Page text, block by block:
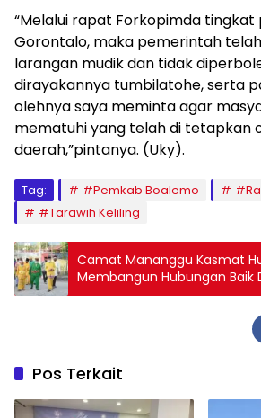
“Melalui rapat Forkopimda tingkat
Gorontalo, maka pemerintah
larangan mudik dan tidak
dirayakannya tumbilatohe, serta
olehnya saya meminta agar
mematuhi yang telah di tetapkan
daerah,”pintanya. (Uky).
Tag: #Pemkab Boalemo
#Tarawih Keliling
Camat Mananggu Kasmat
Membangun Hubungan Baik
Masyarakat
Pos Terkait